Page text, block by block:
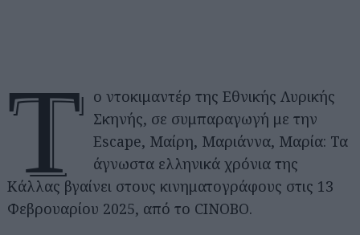
Τ
ο ντοκιμαντέρ της Εθνικής Λυρικής
Σκηνής, σε συμπαραγωγή με την
Escape, Μαίρη, Μαριάννα, Μαρία: Τα
άγνωστα ελληνικά χρόνια της
Κάλλας βγαίνει στους κινηματογράφους στις 13
Φεβρουαρίου 2025, από το CINOBO.